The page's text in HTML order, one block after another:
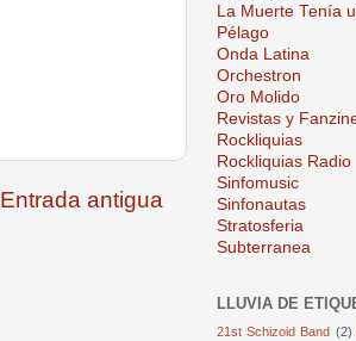
Entrada antigua
La Muerte Tenía
Pélago
Onda Latina
Orchestron
Oro Molido
Revistas y
Rockliquias
Rockliquias Radio
Sinfomusic
Sinfonautas
Stratosferia
Subterranea
LLUVIA DE
21st Schizoid Band (2)